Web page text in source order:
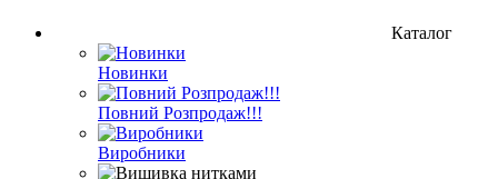
Каталог
Новинки
Повний Розпродаж!!!
Виробники